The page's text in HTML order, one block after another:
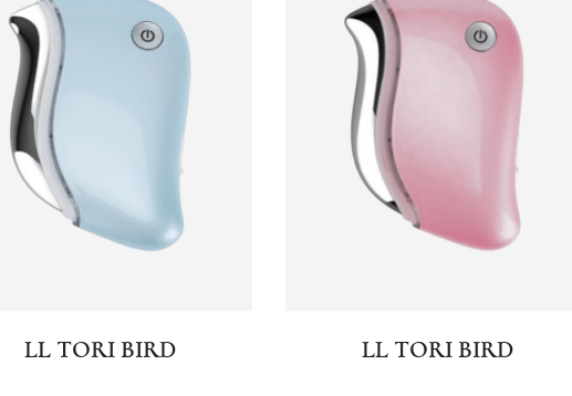
LL TORI BIRD LL TORI BIRD